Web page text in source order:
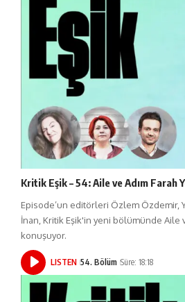
Kritik Eşik – 54: Aile ve Adım Farah
Episode’un editörleri Özlem Özdemir,
İnan, Kritik Eşik'in yeni bölümünde Aile
konuşuyor.
LISTEN 54. Bölüm Süre: 18:18